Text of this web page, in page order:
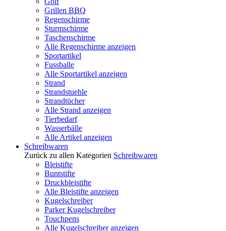
Grillen BBQ
Regenschirme
Sturmschirme
Taschenschirme
Alle Regenschirme anzeigen
Sportartikel
Fussballe
Alle Sportartikel anzeigen
Strand
Strandstuehle
Strandtücher
Alle Strand anzeigen
Tierbedarf
Wasserbälle
Alle Artikel anzeigen
Schreibwaren
Zurück zu allen Kategorien Schreibwaren
Bleistifte
Buntstifte
Druckbleistifte
Alle Bleistifte anzeigen
Kugelschreiber
Parker Kugelschreiber
Touchpens
Alle Kugelschreiber anzeigen